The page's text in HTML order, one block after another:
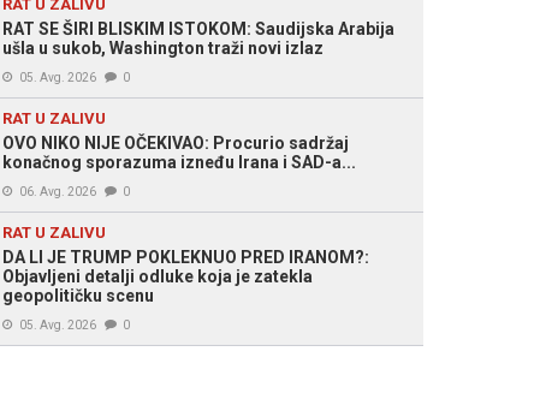
RAT U ZALIVU
RAT SE ŠIRI BLISKIM ISTOKOM: Saudijska Arabija
ušla u sukob, Washington traži novi izlaz
05. Avg. 2026 0
RAT U ZALIVU
OVO NIKO NIJE OČEKIVAO: Procurio sadržaj
konačnog sporazuma izneđu Irana i SAD-a...
06. Avg. 2026 0
RAT U ZALIVU
DA LI JE TRUMP POKLEKNUO PRED IRANOM?:
Objavljeni detalji odluke koja je zatekla
geopolitičku scenu
05. Avg. 2026 0